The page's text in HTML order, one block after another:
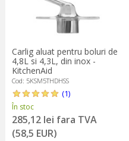
Carlig aluat pentru boluri de
4,8L si 4,3L, din inox -
KitchenAid
Cod: 5KSM5THDHSS
(1)
În stoc
285,12 lei fara TVA
(58,5 EUR)